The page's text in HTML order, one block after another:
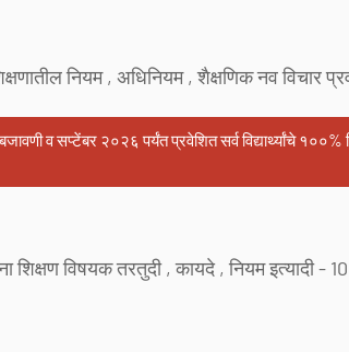
नियम , अधिनियम , शैक्षणिक नव विचार
व सप्टेंबर २०२६ पर्यंत प्रवेशित सर्व विद्यार्थ्यांचे १००%
शिक्षण विषयक तरतुदी , कायदे , नियम इत्यादी -